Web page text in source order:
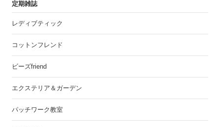
定期雑誌
レディブティック
コットンフレンド
ビーズfriend
エクステリア＆ガーデン
パッチワーク教室